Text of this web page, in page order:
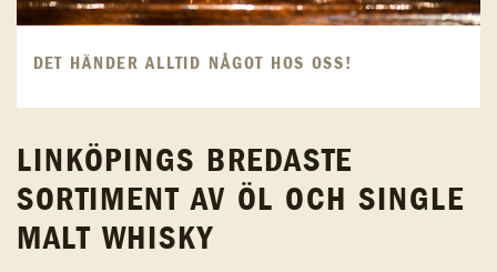
DET HÄNDER ALLTID NÅGOT HOS OSS!
LINKÖPINGS BREDASTE
SORTIMENT AV ÖL OCH SINGLE
MALT WHISKY